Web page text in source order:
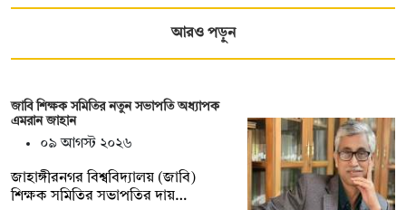
আরও পড়ুন
জাবি শিক্ষক সমিতির নতুন সভাপতি অধ্যাপক
এমরান জাহান
০৯ আগস্ট ২০২৬
জাহাঙ্গীরনগর বিশ্ববিদ্যালয় (জাবি)
শিক্ষক সমিতির সভাপতির দায়…